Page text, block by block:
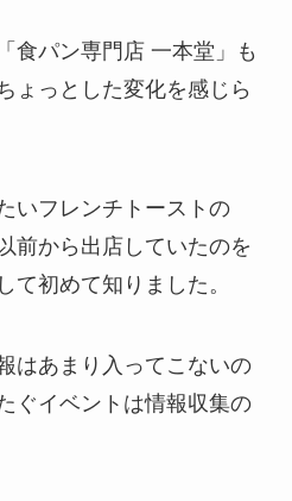
食パン専門店 一本堂」も
ょっとした変化を感じら
いフレンチトーストの
前から出店していたのを
て初めて知りました。
はあまり入ってこないの
ぐイベントは情報収集の